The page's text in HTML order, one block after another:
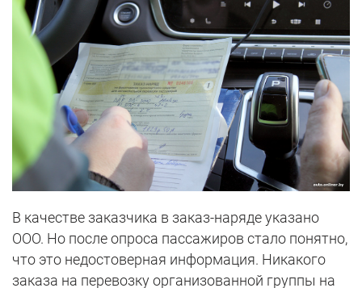
В качестве заказчика в заказ-наряде указано
ООО. Но после опроса пассажиров стало понятно,
что это недостоверная информация. Никакого
заказа на перевозку организованной группы на